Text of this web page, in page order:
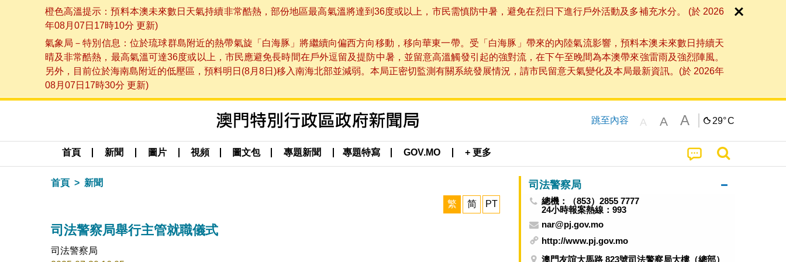
橙色高溫提示：預料本澳未來數日天氣持續非常酷熱，部份地區最高氣溫將達到36度或以上，市民需慎防中暑，避免在烈日下進行戶外活動及多補充水分。 (於 2026
年08月07日17時10分 更新)
氣象局－特別信息：位於琉球群島附近的熱帶氣旋「白海豚」將繼續向偏西方向移動，移向華東一帶。受「白海豚」帶來的內陸氣流影響，預料本澳未來數日持續天
晴及非常酷熱，最高氣溫可達36度或以上，市民應避免長時間在戶外逗留及提防中暑，並留意高溫觸發引起的強對流，在下午至晚間為本澳帶來強雷雨及強烈陣風。
另外，目前位於海南島附近的低壓區，預料明日(8月8日)移入南海北部並減弱。本局正密切監測有關系統發展情況，請市民留意天氣變化及本局最新資訊。(於 2026年
08月07日17時30分 更新)
跳至內容 A A A 29°C
首頁 新聞 圖片 視頻 圖文包 專題新聞 專題特寫 GOV.MO + 更多
首頁 新聞
繁 简 PT
司法警察局舉行主管就職儀式
司法警察局
司法警察局
總機：（853）2855 7777
24小時報案熱線：993
nar@pj.gov.mo
http://www.pj.gov.mo
澳門友誼大馬路 823號司法警察局大樓（總部）